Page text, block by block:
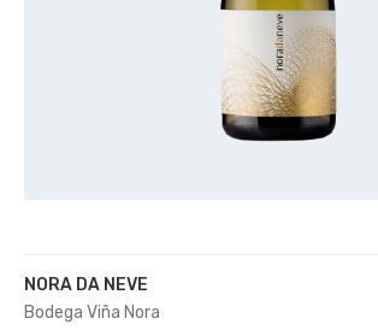
NORA DA NEVE
Bodega Viña Nora